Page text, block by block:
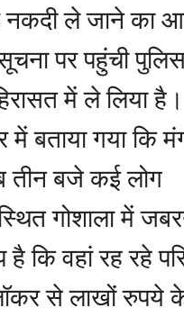
ले जाने का
पर पहुंची
में ले लिया
में बताया गया कि
तीन बजे कई लोग
गोशाला में
कि वहां रह रहे
से लाखों रुपये